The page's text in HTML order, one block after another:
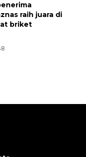
raih juara di
briket